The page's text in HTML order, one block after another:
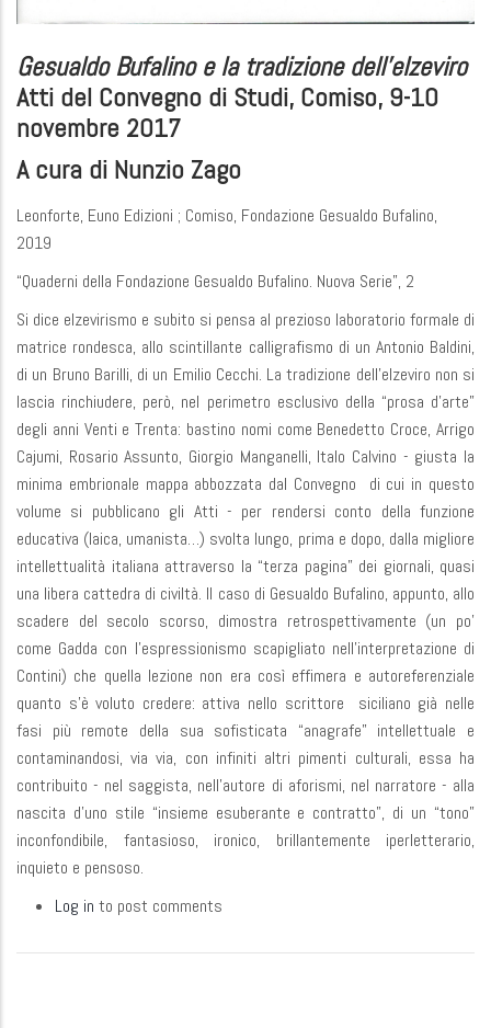
Gesualdo Bufalino e la tradizione dell’elzeviro
Atti del Convegno di Studi, Comiso, 9-10
novembre 2017
A cura di Nunzio Zago
Leonforte, Euno Edizioni ; Comiso, Fondazione Gesualdo Bufalino,
2019
“Quaderni della Fondazione Gesualdo Bufalino. Nuova Serie”, 2
Si dice elzevirismo e subito si pensa al prezioso laboratorio formale di
matrice rondesca, allo scintillante calligrafismo di un Antonio Baldini,
di un Bruno Barilli, di un Emilio Cecchi. La tradizione dell’elzeviro non si
lascia rinchiudere, però, nel perimetro esclusivo della “prosa d’arte”
degli anni Venti e Trenta: bastino nomi come Benedetto Croce, Arrigo
Cajumi, Rosario Assunto, Giorgio Manganelli, Italo Calvino - giusta la
minima embrionale mappa abbozzata dal Convegno di cui in questo
volume si pubblicano gli Atti - per rendersi conto della funzione
educativa (laica, umanista…) svolta lungo, prima e dopo, dalla migliore
intellettualità italiana attraverso la “terza pagina” dei giornali, quasi
una libera cattedra di civiltà. Il caso di Gesualdo Bufalino, appunto, allo
scadere del secolo scorso, dimostra retrospettivamente (un po’
come Gadda con l’espressionismo scapigliato nell’interpretazione di
Contini) che quella lezione non era così effimera e autoreferenziale
quanto s’è voluto credere: attiva nello scrittore siciliano già nelle
fasi più remote della sua sofisticata “anagrafe” intellettuale e
contaminandosi, via via, con infiniti altri pimenti culturali, essa ha
contribuito - nel saggista, nell’autore di aforismi, nel narratore - alla
nascita d’uno stile “insieme esuberante e contratto”, di un “tono”
inconfondibile, fantasioso, ironico, brillantemente iperletterario,
inquieto e pensoso.
Log in to post comments